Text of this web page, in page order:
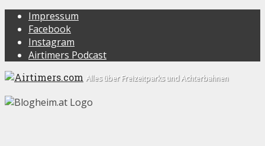
Impressum
Facebook
Instagram
Airtimers Podcast
Alles über Freizeitparks und Achterbahnen